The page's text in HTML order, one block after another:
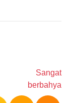
Sangat
berbahya